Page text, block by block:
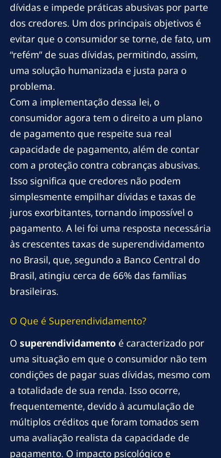
dívidas e impede práticas abusivas por parte
dos credores. Um dos principais objetivos é
evitar que o consumidor se torne, de fato, um
“refém” de suas dívidas, permitindo, assim,
uma solução humanizada e justa para o
problema.
Com a implementação dessa lei, o
consumidor agora tem o direito a um plano
de pagamento que respeite sua real
capacidade de pagamento, além de contar
com a proteção contra cobranças abusivas.
Isso significa que credores não podem
simplesmente empilhar dívidas e taxas de
juros exorbitantes, tornando impossível o
pagamento. A lei foi uma resposta necessária
às crescentes taxas de superendividamento
no Brasil, que, segundo a Banco Central do
Brasil, atingiu cerca de 66% das famílias
brasileiras.
O Que é Superendividamento?
O superendividamento é caracterizado por
uma situação em que o consumidor não tem
condições de pagar suas dívidas, mesmo com
a totalidade de sua renda. Isso ocorre,
frequentemente, devido à acumulação de
múltiplos créditos que foram tomados sem
uma avaliação realista da capacidade de
pagamento. O impacto psicológico e